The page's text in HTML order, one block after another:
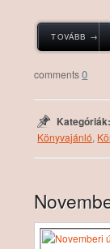
TOVÁBB →
0
Kategóriák:
Könyvajánló,